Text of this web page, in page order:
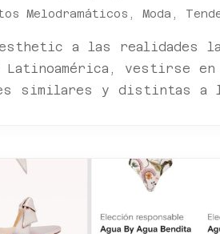
Melodramáticos , Moda ,
a las realidades
vestirse en
similares y distintas a